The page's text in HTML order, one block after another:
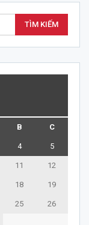
B C
4 5
11 12
18 19
25 26